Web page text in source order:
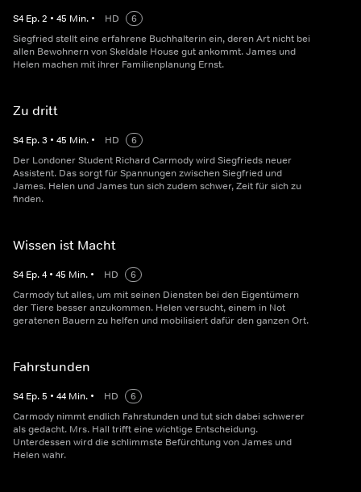
S4 Ep.2 • 45 Min. • HD
6
Siegfried stellt eine erfahrene Buchhalterin ein, deren Art nicht bei
allen Bewohnern von Skeldale House gut ankommt. James und
Helen machen mit ihrer Familienplanung Ernst.
Zu dritt
S4 Ep.3 • 45 Min. • HD
6
Der Londoner Student Richard Carmody wird Siegfrieds neuer
Assistent. Das sorgt für Spannungen zwischen Siegfried und
James. Helen und James tun sich zudem schwer, Zeit für sich zu
finden.
Wissen ist Macht
S4 Ep.4 • 45 Min. • HD
6
Carmody tut alles, um mit seinen Diensten bei den Eigentümern
der Tiere besser anzukommen. Helen versucht, einem in Not
geratenen Bauern zu helfen und mobilisiert dafür den ganzen Ort.
Fahrstunden
S4 Ep.5 • 44 Min. • HD
6
Carmody nimmt endlich Fahrstunden und tut sich dabei schwerer
als gedacht. Mrs. Hall trifft eine wichtige Entscheidung.
Unterdessen wird die schlimmste Befürchtung von James und
Helen wahr.